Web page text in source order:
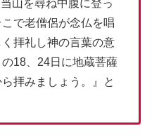
山を尋ね中腹に登っ
で老僧侶が念仏を唱
拝礼し神の言葉の意
18、24日に地蔵菩薩
拝みましょう。』と